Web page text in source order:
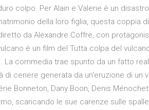
colpo. Per Alain e Valerie è un
della loro figlia, questa coppia
da Alexandre Coffre, con
è un film del Tutta colpa del
La commedia trae spunto da un fatto
cenere generata da un'eruzione di un
Bonneton, Dany Boon, Denis
scaricando le sue carenze sulle